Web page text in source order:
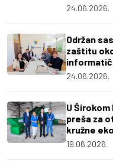
24.06.2026.
Održan
zaštitu
24.06.2026.
U
preša za
kružne
19.06.2026.